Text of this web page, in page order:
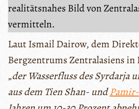
realitätsnahes Bild von
vermitteln.
Laut Ismail Dairow, dem
Bergzentrums Zentralasiens
„der Wasserfluss des Syrdarja
aus dem Tien Shan- und